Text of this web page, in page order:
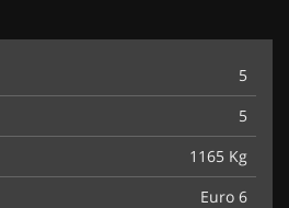
5
5
1165 Kg
Euro 6